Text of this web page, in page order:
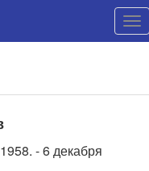
- 6 декабря